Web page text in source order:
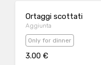
Ortaggi scottati
Aggiunta
Only for dinner
3.00 €